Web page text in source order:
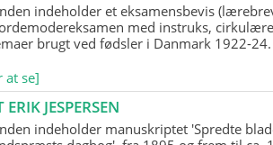
indeholder et eksamensbevis
med instruks,
brugt ved fødsler i Danmark 1922-24.
at se]
JESPERSEN
indeholder manuskriptet 'Spredte